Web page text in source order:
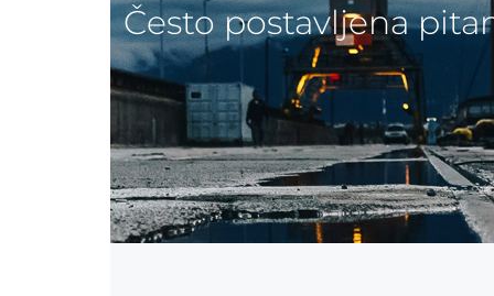
Često postavljena